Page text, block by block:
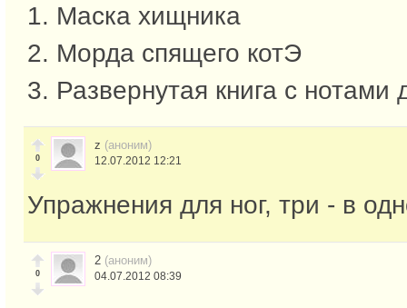
1. Маска хищника
2. Морда спящего котЭ
3. Развернутая книга с нотами
0
z (аноним)
12.07.2012 12:21
Упражнения для ног, три - в
0
2 (аноним)
04.07.2012 08:39